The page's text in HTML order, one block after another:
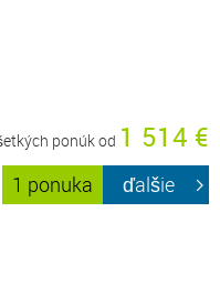
ponúk od 1 514 €
1 ponuka ďalšie